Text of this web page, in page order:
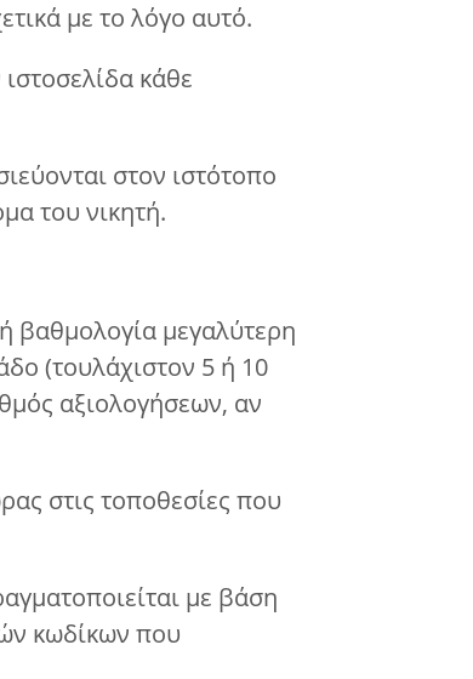
με το λόγο αυτό.
κάθε
στον ιστότοπο
του νικητή.
βαθμολογία μεγαλύτερη
(τουλάχιστον 5 ή 10
αξιολογήσεων, αν
στις τοποθεσίες που
με βάση
κωδίκων που